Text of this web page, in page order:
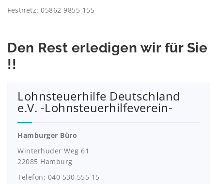
Festnetz: 05862 9855 155
Den Rest erledigen wir für Sie
!!
Lohnsteuerhilfe Deutschland
e.V. -Lohnsteuerhilfeverein-
Hamburger Büro
Winterhuder Weg 61
22085 Hamburg
Telefon: 040 530 555 15